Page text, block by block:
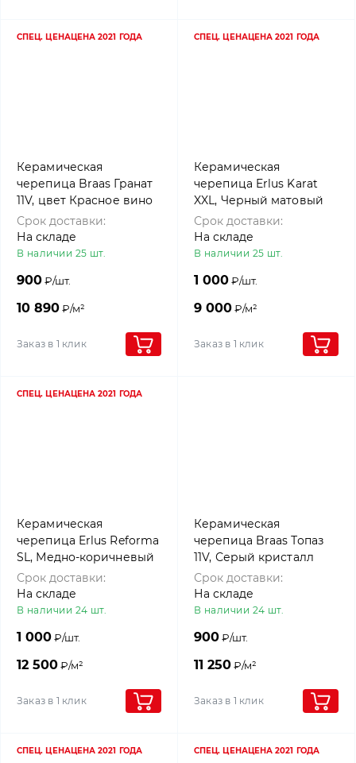
СПЕЦ. ЦЕНАЦЕНА 2021 ГОДА
Керамическая
черепица Braas Гранат
11V, цвет Красное вино
Срок доставки:
На складе
В наличии 25 шт.
900₽/шт.
10 890₽/м²
Заказ в 1 клик
СПЕЦ. ЦЕНАЦЕНА 2021 ГОДА
Керамическая
черепица Erlus Karat
XXL, Черный матовый
Срок доставки:
На складе
В наличии 25 шт.
1 000₽/шт.
9 000₽/м²
Заказ в 1 клик
СПЕЦ. ЦЕНАЦЕНА 2021 ГОДА
Керамическая
черепица Erlus Reforma
SL, Медно-коричневый
Срок доставки:
На складе
В наличии 24 шт.
1 000₽/шт.
12 500₽/м²
Заказ в 1 клик
Керамическая
черепица Braas Топаз
11V, Серый кристалл
Срок доставки:
На складе
В наличии 24 шт.
900₽/шт.
11 250₽/м²
Заказ в 1 клик
СПЕЦ. ЦЕНАЦЕНА 2021 ГОДА СПЕЦ. ЦЕНАЦЕНА 2021 ГОДА